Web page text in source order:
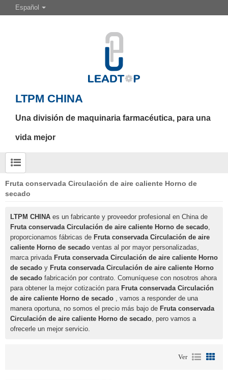
Español
LTPM CHINA
Una división de maquinaria farmacéutica, para una
vida mejor
Fruta conservada Circulación de aire caliente Horno de
secado
LTPM CHINA es un fabricante y proveedor profesional en China de
Fruta conservada Circulación de aire caliente Horno de secado,
proporcionamos fábricas de Fruta conservada Circulación de aire
caliente Horno de secado ventas al por mayor personalizadas,
marca privada Fruta conservada Circulación de aire caliente Horno
de secado y Fruta conservada Circulación de aire caliente Horno
de secado fabricación por contrato. Comuníquese con nosotros ahora
para obtener la mejor cotización para Fruta conservada Circulación
de aire caliente Horno de secado , vamos a responder de una
manera oportuna, no somos el precio más bajo de Fruta conservada
Circulación de aire caliente Horno de secado, pero vamos a
ofrecerle un mejor servicio.
Ver